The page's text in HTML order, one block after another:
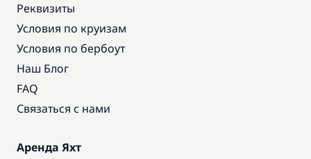
Реквизиты
Условия по круизам
Условия по бербоут
Наш Блог
FAQ
Связаться с нами
Аренда Яхт